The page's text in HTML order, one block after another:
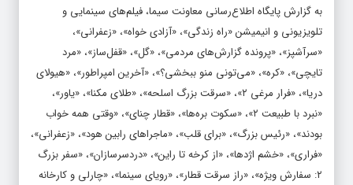
به گزارش پایگاه اطلاع‌رسانی معاونت سیما، فیلم‌های سینمایی و
تلویزیونی و انیمیشن «راه زندگی»، «آزادی ‌خواه»، «زعفرانی»،
«سرآشپز»، «پرونده گزارش‌های مردمی»، «گل»، «قفل‌ساز»، «مرد
تایچی»، «کره»، «می‌تونی منو ببخشی؟»، «آخرین امپراطور»، «هیولای
دریا»، «فرار مرغی ۲»، «سرقت بزرگ اسلحه»، «طلای مکنا»، «یاور»،
«نبرد با طبیعت ۲»، «سکوت بره‌ها»، «قطار چنای»، «وقتی همه خواب
بودند»، «رئیس بزرگ»، «برای قلب»، «ماجراهای رابین هود»، «زعفرانی»،
«فراری»، «خشم اژدها»، «از کرخه تا راین»، «دردسرسازان»، «سفر بزرگ
۲: سفارش ویژه»، «راز سرقت قطار»، «رویای سینما»، «چارلی و کارخانه